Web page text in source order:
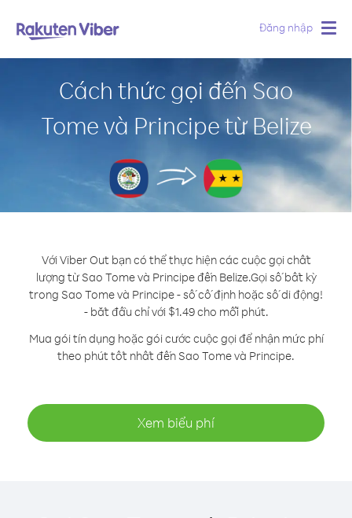
Đăng nhập
Cách thức gọi đến Sao
Tome và Principe từ Belize
Với Viber Out bạn có thể thực hiện các cuộc gọi chất
lượng từ Sao Tome và Principe đến Belize.Gọi số bất kỳ
trong Sao Tome và Principe - số cố định hoặc số di động!
- bắt đầu chỉ với $1.49 cho mỗi phút.
Mua gói tín dụng hoặc gói cước cuộc gọi để nhận mức phí
theo phút tốt nhất đến Sao Tome và Principe.
Xem biểu phí